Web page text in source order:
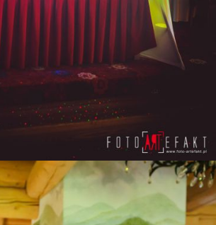
ZOBACZ POWIĘKSZENIE